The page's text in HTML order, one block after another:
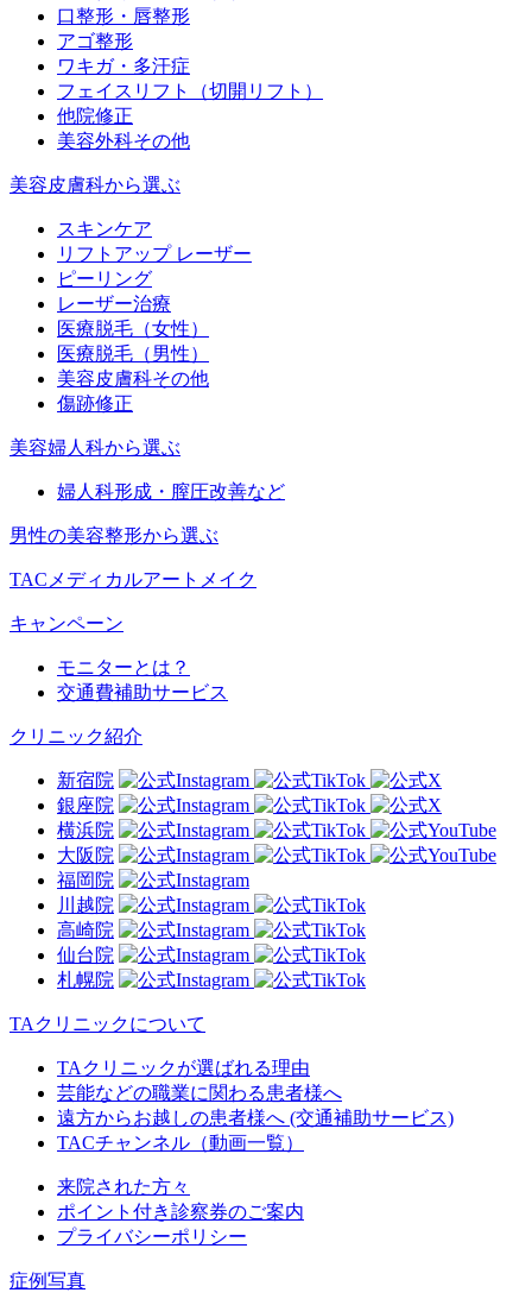
口整形・唇整形
アゴ整形
ワキガ・多汗症
フェイスリフト（切開リフト）
他院修正
美容外科その他
美容皮膚科から選ぶ
スキンケア
リフトアップ レーザー
ピーリング
レーザー治療
医療脱毛（女性）
医療脱毛（男性）
美容皮膚科その他
傷跡修正
美容婦人科から選ぶ
婦人科形成・膣圧改善など
男性の美容整形から選ぶ
TACメディカルアートメイク
キャンペーン
モニターとは？
交通費補助サービス
クリニック紹介
新宿院
銀座院
横浜院
大阪院
福岡院
川越院
高崎院
仙台院
札幌院
TAクリニックについて
TAクリニックが選ばれる理由
芸能などの職業に関わる患者様へ
遠方からお越しの患者様へ (交通補助サービス)
TACチャンネル（動画一覧）
来院された方々
ポイント付き診察券のご案内
プライバシーポリシー
症例写真